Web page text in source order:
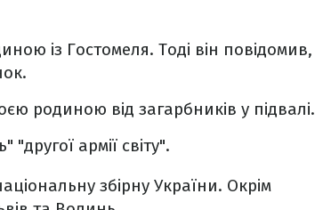
із Гостомеля. Тоді він повідомив,
родиною від загарбників у підвалі.
"другої армії світу".
збірну України. Окрім